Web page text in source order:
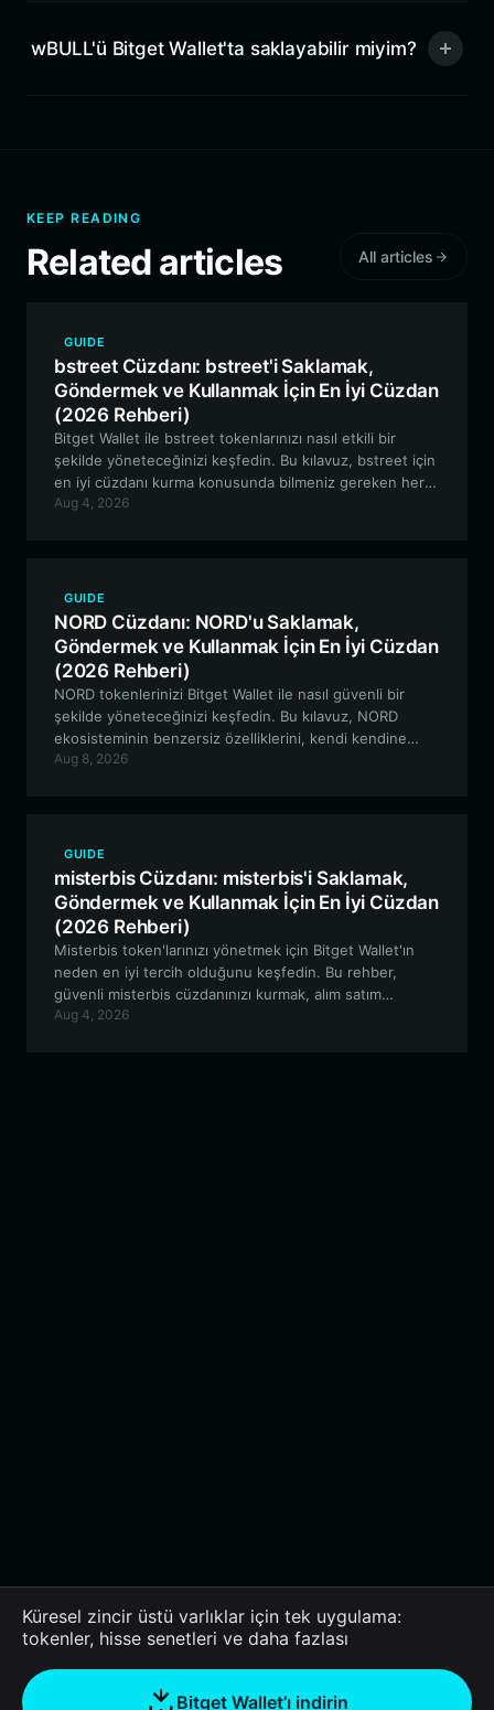
wBULL'ü Bitget Wallet'ta saklayabilir miyim?
KEEP READING
Related articles All articles
GUIDE
bstreet Cüzdanı: bstreet'i Saklamak,
Göndermek ve Kullanmak İçin En İyi Cüzdan
(2026 Rehberi)
Bitget Wallet ile bstreet tokenlarınızı nasıl etkili bir
şekilde yöneteceğinizi keşfedin. Bu kılavuz, bstreet için
en iyi cüzdanı kurma konusunda bilmeniz gereken her
şeyi kapsar; böylece BNB ekosistemindeki varlıklarınızı
Aug 4, 2026
GUIDE
NORD Cüzdanı: NORD'u Saklamak,
Göndermek ve Kullanmak İçin En İyi Cüzdan
(2026 Rehberi)
NORD tokenlerinizi Bitget Wallet ile nasıl güvenli bir
şekilde yöneteceğinizi keşfedin. Bu kılavuz, NORD
ekosisteminin benzersiz özelliklerini, kendi kendine
saklamalı (self-custodial) bir cüzdan kullanmanın
Aug 8, 2026
GUIDE
misterbis Cüzdanı: misterbis'i Saklamak,
Göndermek ve Kullanmak İçin En İyi Cüzdan
(2026 Rehberi)
Misterbis token'larınızı yönetmek için Bitget Wallet'ın
neden en iyi tercih olduğunu keşfedin. Bu rehber,
güvenli misterbis cüzdanınızı kurmak, alım satım
yapmak, topluluk yönetimine katılmak ve gelişen on-
Aug 4, 2026
Küresel zincir üstü varlıklar için tek uygulama:
tokenler, hisse senetleri ve daha fazlası
Bitget Wallet’ı indirin